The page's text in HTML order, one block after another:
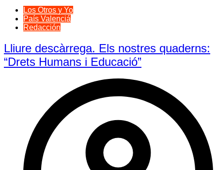
Los Otros y Yo
País Valenciá
Redacción
Lliure descàrrega. Els nostres quaderns:
“Drets Humans i Educació”